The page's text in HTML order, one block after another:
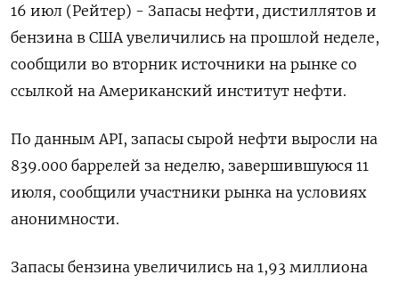
16 июл (Рейтер) - Запасы нефти, дистиллятов и
бензина в США увеличились на прошлой неделе,
сообщили во вторник источники на рынке со
ссылкой на Американский институт нефти.
По данным API, запасы сырой нефти выросли на
839.000 баррелей за неделю, завершившуюся 11
июля, сообщили участники рынка на условиях
анонимности.
Запасы бензина увеличились на 1,93 миллиона